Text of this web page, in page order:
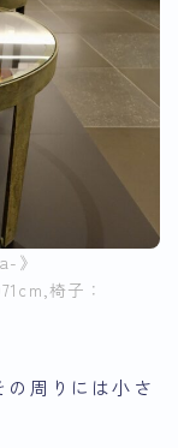
》
椅子：
の周りには小さ